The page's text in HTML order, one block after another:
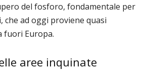
del fosforo, fondamentale per
che ad oggi proviene quasi
fuori Europa.
aree inquinate